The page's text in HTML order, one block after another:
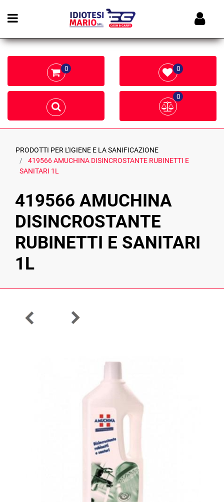
Open menu
0 0
0
PRODOTTI PER L'IGIENE E LA SANIFICAZIONE
419566 AMUCHINA DISINCROSTANTE RUBINETTI E
SANITARI 1L
419566 AMUCHINA
DISINCROSTANTE
RUBINETTI E SANITARI
1L